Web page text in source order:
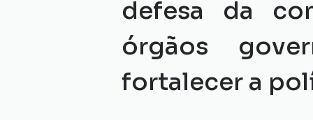
defesa da
órgãos
fortalecer a